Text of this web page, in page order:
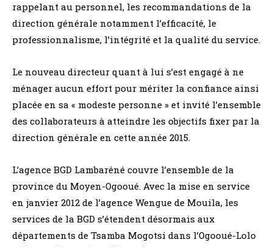
rappelant au personnel, les recommandations de la
direction générale notamment l’efficacité, le
professionnalisme, l’intégrité et la qualité du service.
Le nouveau directeur quant à lui s’est engagé à ne
ménager aucun effort pour mériter la confiance ainsi
placée en sa « modeste personne » et invité l’ensemble
des collaborateurs à atteindre les objectifs fixer par la
direction générale en cette année 2015.
L’agence BGD Lambaréné couvre l’ensemble de la
province du Moyen-Ogooué. Avec la mise en service
en janvier 2012 de l’agence Wengue de Mouila, les
services de la BGD s’étendent désormais aux
départements de Tsamba Mogotsi dans l’Ogooué-Lolo